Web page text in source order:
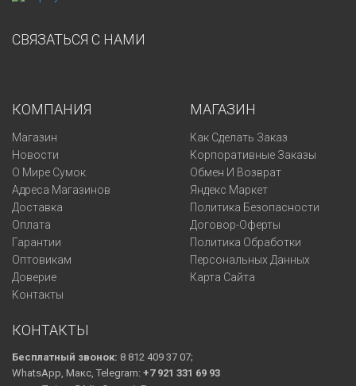
СВЯЗАТЬСЯ С НАМИ
КОМПАНИЯ
Магазин
Новости
О Мире Сумок
Адреса Магазинов
Доставка
Оплата
Гарантии
Оптовикам
Доверие
Контакты
МАГАЗИН
Как Сделать Заказ
Корпоративные Заказы
Обмен И Возврат
Яндекс Маркет
Политика Безопасности
Договор-Оферты
Политика Обработки
Персональных Данных
Карта Сайта
КОНТАКТЫ
Бесплатный звонок: 8 812 409 37 07;
WhatsApp, Макс, Telegram: +7 921 331 69 93